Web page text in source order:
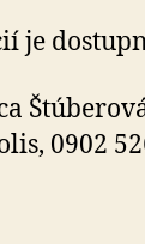
je
0902